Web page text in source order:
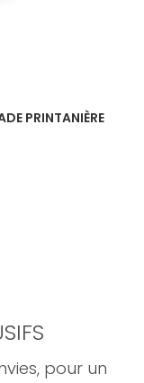
PRINTANIÈRE
pour un